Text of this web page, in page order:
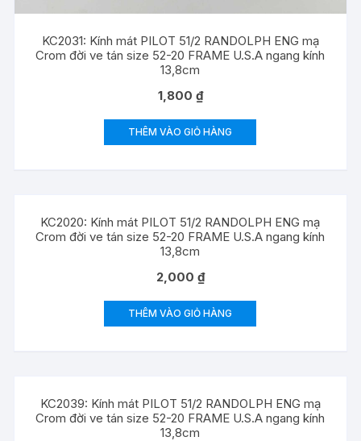
KC2031: Kính mát PILOT 51/2 RANDOLPH ENG mạ
Crom đời ve tán size 52-20 FRAME U.S.A ngang kính
13,8cm
1,800 ₫
THÊM VÀO GIỎ HÀNG
KC2020: Kính mát PILOT 51/2 RANDOLPH ENG mạ
Crom đời ve tán size 52-20 FRAME U.S.A ngang kính
13,8cm
2,000 ₫
THÊM VÀO GIỎ HÀNG
KC2039: Kính mát PILOT 51/2 RANDOLPH ENG mạ
Crom đời ve tán size 52-20 FRAME U.S.A ngang kính
13,8cm